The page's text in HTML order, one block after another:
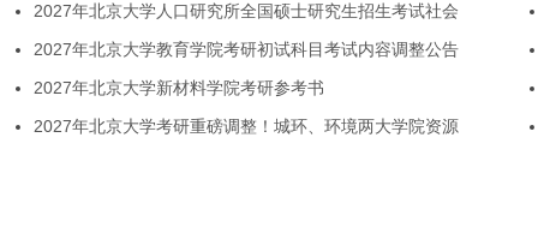
2027年北京大学人口研究所全国硕士研究生招生考试社会
2027年北京大学教育学院考研初试科目考试内容调整公告
2027年北京大学新材料学院考研参考书
2027年北京大学考研重磅调整！城环、环境两大学院资源